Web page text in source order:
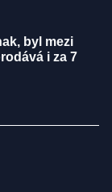
byl mezi
i za 7